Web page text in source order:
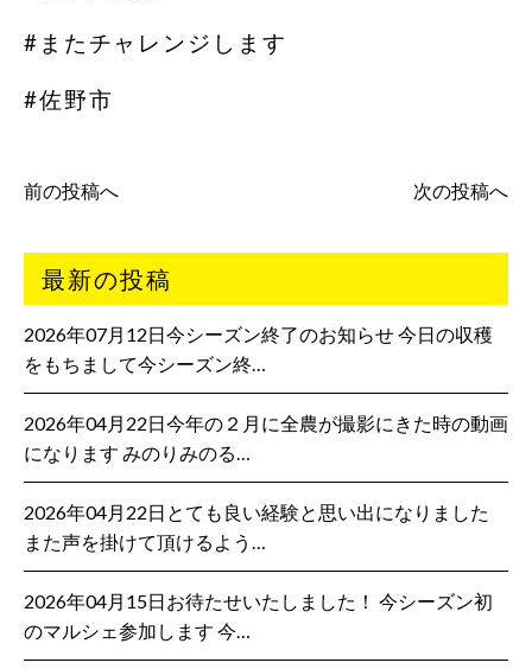
#またチャレンジします
#佐野市
前の投稿へ 次の投稿へ
最新の投稿
2026年07月12日今シーズン終了のお知らせ 今日の収穫
をもちまして今シーズン終…
2026年04月22日今年の２月に全農が撮影にきた時の動画
になります みのりみのる…
2026年04月22日とても良い経験と思い出になりました
また声を掛けて頂けるよう…
2026年04月15日お待たせいたしました！ 今シーズン初
のマルシェ参加します 今…